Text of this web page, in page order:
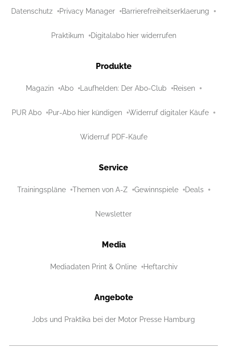
Datenschutz Privacy Manager Barrierefreiheitserklaerung
Praktikum Digitalabo hier widerrufen
Produkte
Magazin Abo Laufhelden: Der Abo-Club Reisen
PUR Abo Pur-Abo hier kündigen Widerruf digitaler Käufe
Widerruf PDF-Käufe
Service
Trainingspläne Themen von A-Z Gewinnspiele Deals
Newsletter
Media
Mediadaten Print & Online Heftarchiv
Angebote
Jobs und Praktika bei der Motor Presse Hamburg